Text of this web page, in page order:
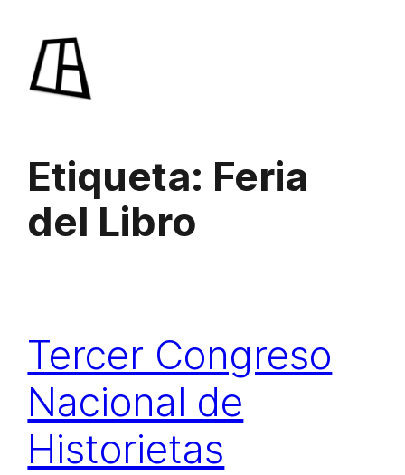
contenido
Etiqueta: Feria
del Libro
Tercer Congreso
Nacional de
Historietas